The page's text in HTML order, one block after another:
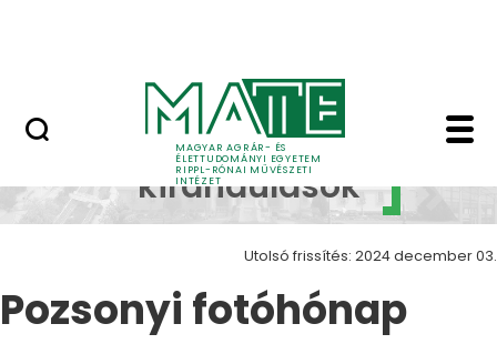
MAGYAR AGRÁR- ÉS
ÉLETTUDOMÁNYI EGYETEM
RIPPL-RÓNAI MŰVÉSZETI
INTÉZET
Pozsonyi fotóhónap
Szakmai
kirándulások
Utolsó frissítés: 2024 december 03.
Pozsonyi fotóhónap